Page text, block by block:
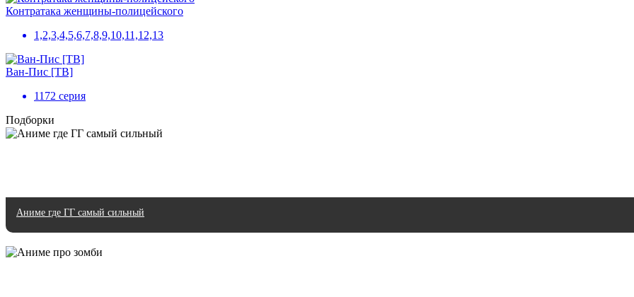
Контратака женщины-полицейского
1,2,3,4,5,6,7,8,9,10,11,12,13
Ван-Пис [ТВ]
1172 серия
Подборки
Аниме где ГГ самый сильный